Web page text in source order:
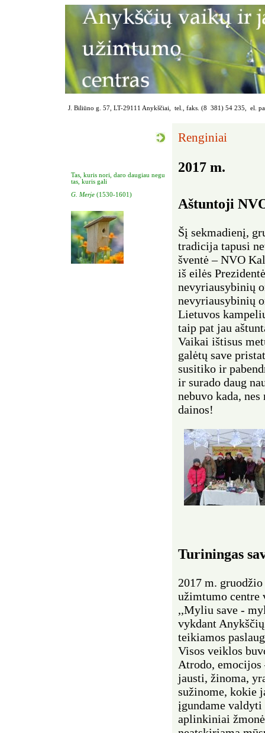
J. Biliūno g. 57, LT-29111 Anykščiai, tel., faks. (8 381) 54 235, el.
Renginiai
Tas, kuris nori, daro daugiau negu
tas, kuris gali
G. Merje (1530-1601)
2017 m.
Aštuntoji
Šį sekmadienį,
tradicija tapusi
šventė – NVO
iš eilės
nevyriausybinių
nevyriausybinių
Lietuvos
taip pat jau
Vaikai ištisus
galėtų save
susitiko ir
ir surado daug
nebuvo kada,
dainos!
Turiningas
2017 m.
užimtumo centre
,,Myliu save -
vykdant
teikiamos
Visos veiklos
Atrodo,
jausti, žinoma,
sužinome, kokie
įgundame valdyti
aplinkiniai